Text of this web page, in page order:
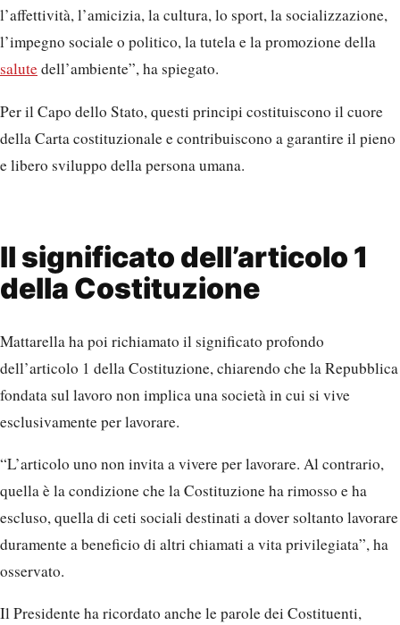
l’affettività, l’amicizia, la cultura, lo sport, la socializzazione,
l’impegno sociale o politico, la tutela e la promozione della
salutedell’ambiente”, ha spiegato.
Per il Capo dello Stato, questi principi costituiscono il cuore
della Carta costituzionale e contribuiscono a garantire il pieno
e libero sviluppo della persona umana.
Il significato dell’articolo 1
della Costituzione
Mattarella ha poi richiamato il significato profondo
dell’articolo 1 della Costituzione, chiarendo che la Repubblica
fondata sul lavoro non implica una società in cui si vive
esclusivamente per lavorare.
“L’articolo uno non invita a vivere per lavorare. Al contrario,
quella è la condizione che la Costituzione ha rimosso e ha
escluso, quella di ceti sociali destinati a dover soltanto lavorare
duramente a beneficio di altri chiamati a vita privilegiata”, ha
osservato.
Il Presidente ha ricordato anche le parole dei Costituenti,